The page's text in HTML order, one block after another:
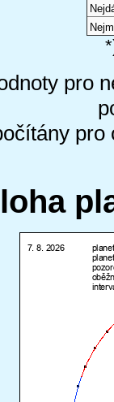
pro
pro